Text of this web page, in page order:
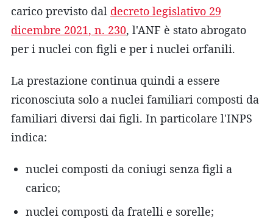
carico previsto dal decreto legislativo 29
dicembre 2021, n. 230, l'ANF è stato abrogato
per i nuclei con figli e per i nuclei orfanili.
La prestazione continua quindi a essere
riconosciuta solo a nuclei familiari composti da
familiari diversi dai figli. In particolare l'INPS
indica:
nuclei composti da coniugi senza figli a
carico;
nuclei composti da fratelli e sorelle;